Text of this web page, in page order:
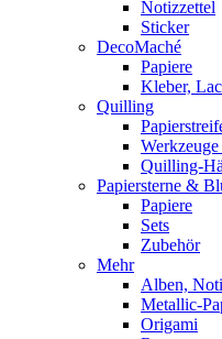
Notizzettel
Sticker
DecoMaché
Papiere
Kleber,
Quilling
Quilling-
Papiersterne &
Papiere
Sets
Zubehör
Mehr
Alben,
Metallic-
Origami